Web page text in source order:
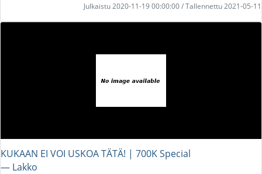
Julkaistu 2020-11-19 00:00:00 / Tallennettu 2021-05-11
KUKAAN EI VOI USKOA TÄTÄ! | 700K Special
― Lakko